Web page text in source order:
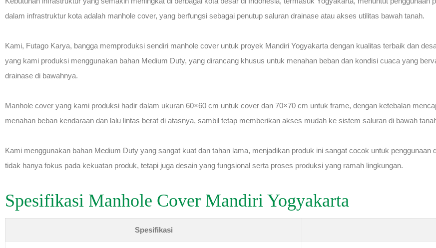
dalam infrastruktur kota adalah manhole cover, yang berfungsi sebagai penutup saluran drainase atau akses utilitas bawah tanah.
Kami, Futago Karya, bangga memproduksi sendiri manhole cover untuk proyek Mandiri Yogyakarta dengan kualitas terbaik dan
yang kami produksi menggunakan bahan Medium Duty, yang dirancang khusus untuk menahan beban dan kondisi cuaca yang
drainase di bawahnya.
Manhole cover yang kami produksi hadir dalam ukuran 60×60 cm untuk cover dan 70×70 cm untuk frame, dengan ketebalan
menahan beban kendaraan dan lalu lintas berat di atasnya, sambil tetap memberikan akses mudah ke sistem saluran di bawah
Kami menggunakan bahan Medium Duty yang sangat kuat dan tahan lama, menjadikan produk ini sangat cocok untuk
tidak hanya fokus pada kekuatan produk, tetapi juga desain yang fungsional serta proses produksi yang ramah lingkungan.
Spesifikasi Manhole Cover Mandiri Yogyakarta
Spesifikasi